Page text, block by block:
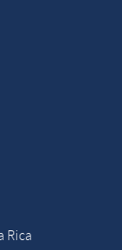
Rica